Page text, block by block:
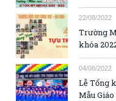
22/08/2022
Trường
khóa
04/08/2022
Lễ Tổng
Mẫu